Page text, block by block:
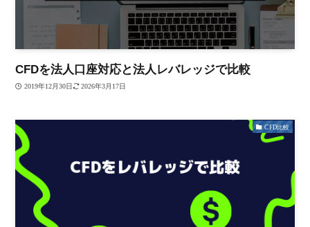
CFDを法人口座対応と法人レバレッジで比較
2019年12月30日 2026年3月17日
CFD比較